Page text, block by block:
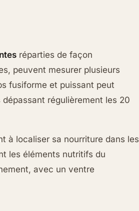
réparties de façon
peuvent mesurer plusieurs
fusiforme et puissant peut
régulièrement les 20
à localiser sa nourriture dans les
les éléments nutritifs du
avec un ventre